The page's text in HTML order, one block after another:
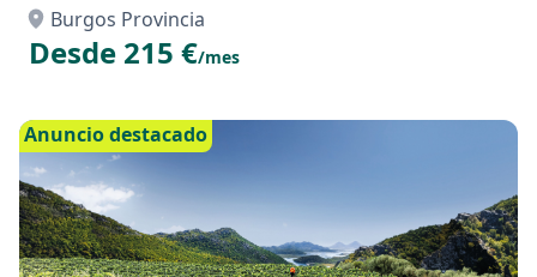
Burgos Provincia
Desde 215 €/mes
Anuncio destacado